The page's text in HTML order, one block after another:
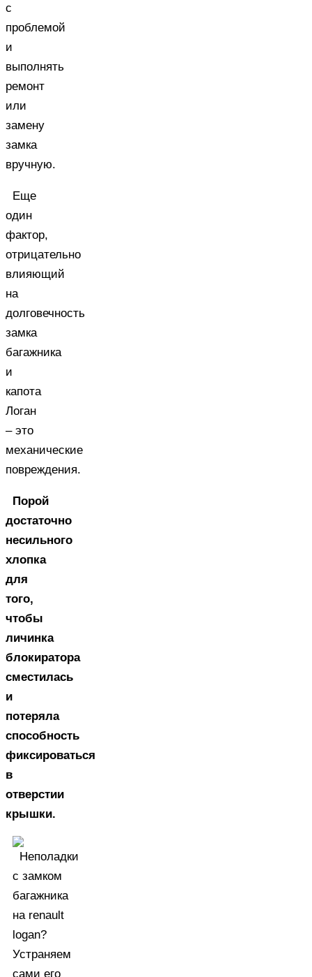
с
проблемой
и
выполнять
ремонт
или
замену
замка
вручную.
Еще
один
фактор,
отрицательно
влияющий
на
долговечность
замка
багажника
и
капота
Логан
– это
механические
повреждения.
Порой
достаточно
несильного
хлопка
для
того,
чтобы
личинка
блокиратора
сместилась
и
потеряла
способность
фиксироваться
в
отверстии
крышки.